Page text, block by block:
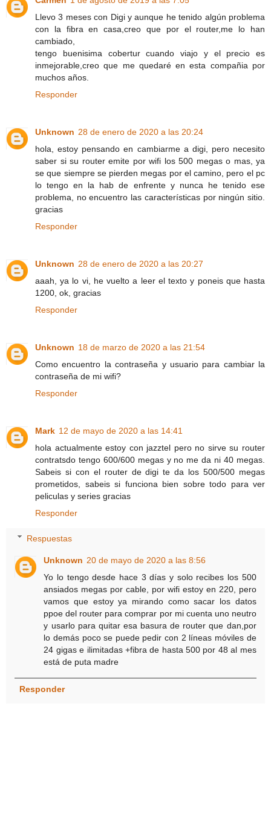
Llevo 3 meses con Digi y aunque he tenido algún problema
con la fibra en casa,creo que por el router,me lo han
cambiado,
tengo buenisima cobertur cuando viajo y el precio es
inmejorable,creo que me quedaré en esta compañia por
muchos años.
Responder
Unknown 28 de enero de 2020 a las 20:24
hola, estoy pensando en cambiarme a digi, pero necesito
saber si su router emite por wifi los 500 megas o mas, ya
se que siempre se pierden megas por el camino, pero el pc
lo tengo en la hab de enfrente y nunca he tenido ese
problema, no encuentro las características por ningún sitio.
gracias
Responder
Unknown 28 de enero de 2020 a las 20:27
aaah, ya lo vi, he vuelto a leer el texto y poneis que hasta
1200, ok, gracias
Responder
Unknown 18 de marzo de 2020 a las 21:54
Como encuentro la contraseña y usuario para cambiar la
contraseña de mi wifi?
Responder
Mark 12 de mayo de 2020 a las 14:41
hola actualmente estoy con jazztel pero no sirve su router
contratsdo tengo 600/600 megas y no me da ni 40 megas.
Sabeis si con el router de digi te da los 500/500 megas
prometidos, sabeis si funciona bien sobre todo para ver
peliculas y series gracias
Responder
Respuestas
Unknown 20 de mayo de 2020 a las 8:56
Yo lo tengo desde hace 3 días y solo recibes los 500
ansiados megas por cable, por wifi estoy en 220, pero
vamos que estoy ya mirando como sacar los datos
ppoe del router para comprar por mi cuenta uno neutro
y usarlo para quitar esa basura de router que dan,por
lo demás poco se puede pedir con 2 líneas móviles de
24 gigas e ilimitadas +fibra de hasta 500 por 48 al mes
está de puta madre
Responder